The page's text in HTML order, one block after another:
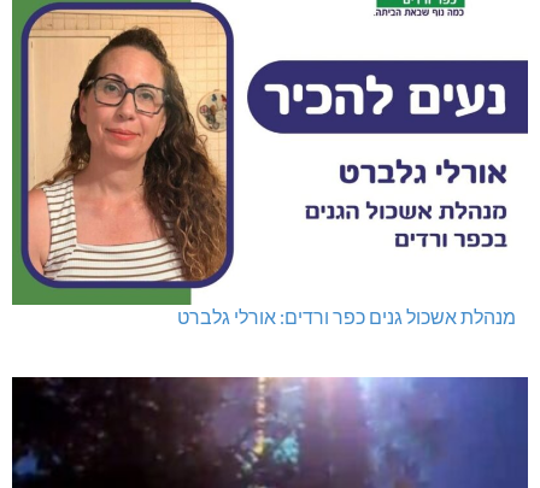
מנהלת אשכול גנים כפר ורדים: אורלי גלברט